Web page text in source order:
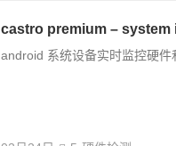
castro premium – system
android 系统设备实时监控硬件